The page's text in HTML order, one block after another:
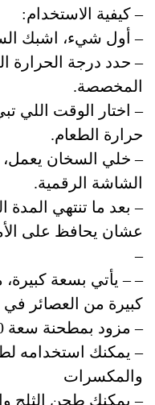
– كيفية الاستخدام:
– أول شيء، اشبك
– حدد درجة الحرارة
المخصصة.
– اختار الوقت اللي
حرارة الطعام.
– خلي السخان يعمل،
الشاشة الرقمية.
– بعد ما تنتهي المدة
عشان يحافظ على
–
– – يأتي بسعة
كبيرة من العصائر
– مزود بمطحنة سعة 600 مل تصمد أمام الكسر
– يمكنك استخدامه
والمكسرات
– يمكنك طحن الثلج